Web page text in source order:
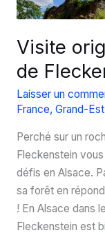
Visite
de
Laisser un
France, Grand-Est
Perché sur un
Fleckenstein
défis en Alsace.
sa forêt en
! En Alsace dans
Fleckenstein est